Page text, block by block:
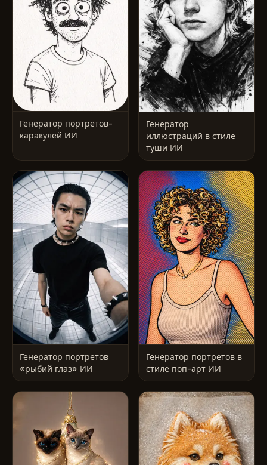
Генератор портретов-
каракулей ИИ
Генератор
иллюстраций в стиле
туши ИИ
Генератор портретов
«рыбий глаз» ИИ
Генератор портретов в
стиле поп-арт ИИ